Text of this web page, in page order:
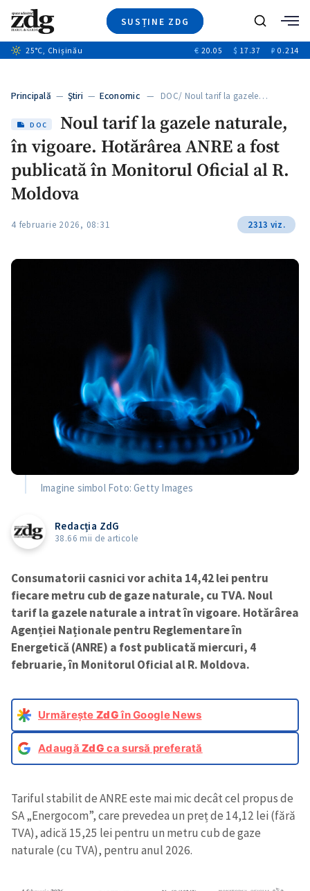
SUSȚINE ZDG
Ştiri
+6
Video
Special
Blog
+1
ZdGust
Caută
25°C, Chișinău € 20.05 $ 17.37 ₽ 0.214
Principală — Ştiri — Economic— DOC/ Noul tarif la gazele…
DOC
Noul tarif la gazele naturale,
în vigoare. Hotărârea ANRE a fost
publicată în Monitorul Oficial al R.
Moldova
4 februarie 2026, 08:31 2313 viz.
Imagine simbol Foto: Getty Images
Redacția ZdG
38.66 mii de articole
Consumatorii casnici vor achita 14,42 lei pentru
fiecare metru cub de gaze naturale, cu TVA. Noul
tarif la gazele naturale a intrat în vigoare. Hotărârea
Agenției Naționale pentru Reglementare în
Energetică (ANRE) a fost publicată miercuri, 4
februarie, în Monitorul Oficial al R. Moldova.
Urmărește ZdGîn Google News
AdaugăZdG ca sursă preferată
Tariful stabilit de ANRE este mai mic decât cel propus de
SA „Energocom”, care prevedea un preț de 14,12 lei (fără
TVA), adică 15,25 lei pentru un metru cub de gaze
naturale (cu TVA), pentru anul 2026.